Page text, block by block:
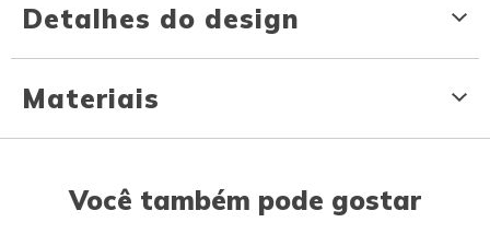
Detalhes do design
Materiais
Você também pode gostar